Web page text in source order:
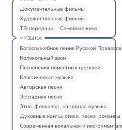
Документальные фильмы
Художественные фильмы
ТВ-передачи
Семейное кино
МУЗЫКА
Богослужебное пение Русской
Колокольный звон
Песнопения поместных церквей
Классическая музыка
Авторская песня
Эстрадная песня
Этно, фольклор, народная музыка
Духовные канты, стихи, песни, романсы
Современная вокальная и